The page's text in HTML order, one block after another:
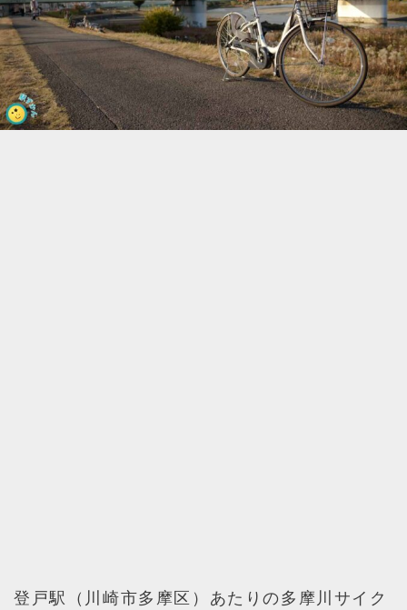
登戸駅（川崎市多摩区）あたりの多摩川サイク